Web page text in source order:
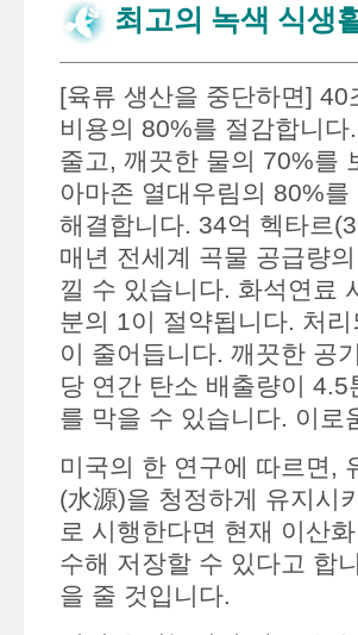
최고의 녹색 식생
[육류 생산을 중단하면]
비용의 80%를 절감합니
줄고, 깨끗한 물의 70%를
아마존 열대우림의 80%
해결합니다. 34억 헥타르
매년 전세계 곡물 공급량
낄 수 있습니다. 화석연료
분의 1이 절약됩니다. 처
이 줄어듭니다. 깨끗한 공
당 연간 탄소 배출량이
를 막을 수 있습니다. 이로
미국의 한 연구에 따르면,
(水源)을 청정하게 유지시
로 시행한다면 현재 이산
수해 저장할 수 있다고 합
을 줄 것입니다.